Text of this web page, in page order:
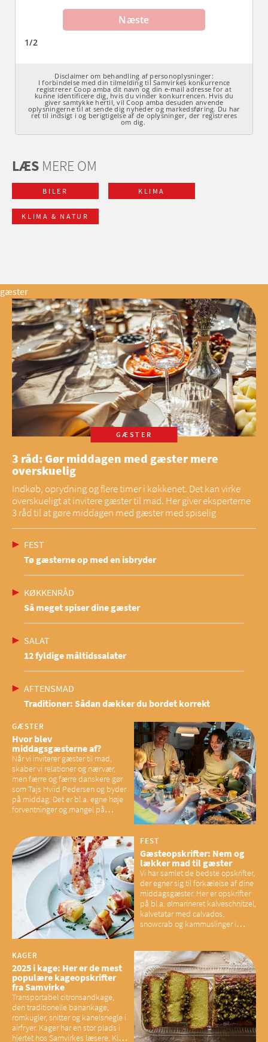
LÆS MERE OM
BILER KLIMA
KLIMA & NATUR
gæster
GÆSTER
3 råd: Gør middagen med gæster mere
overskuelig
Indkøb, oprydning og flere timer i køkkenet. Det kan virke
overskueligt at invitere gæster til mad. Her giver eksperterne
3 råd til at gøre middagen med gæster med spiselig
FEST
Tø gæsterne op med en isbryder
KØKKENRÅD
Så meget spiser dine gæster
SALAT
12 fyldige måltidssalater
AFTENSMAD
Traditioner: Sådan dækker du bordet korrekt
GÆSTER
Hvor blev
middagsgæsterne af?
Når vi inviterer gæster til mad,
skaber vi relationer og nærvær,
men færre og færre danskere gør
som Tajs Hviid Pedersen og byder
på middag. Det er bl.a. egne høje
forventninger og mangel på
have konsekvenser for vores
sociale fællesskaber
FEST
Gæsteopskrifter: Nem og
lækker mad til gæster
Vi har samlet de bedste opskrifter,
der egner sig til forkælelse af dine
middagsgæster. Her er opskrifter
på bl.a. ølmarineret kalveschnitzel,
kalvetatar med calvados,
snowcrab og kammuslinger i
KAGER
2025 i kage: Her er de mest
populære kageopskrifter
fra Samvirke
Transportabel citronsandkage,
den traditionelle banankage,
romkugler, snitter og kanelsnegle i
airfryer. Kager har en stor plads i
hjertet hos Samvirkes læsere. Kig